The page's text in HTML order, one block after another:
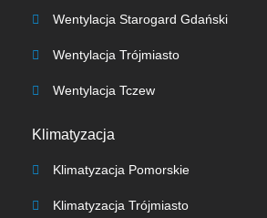
Wentylacja Starogard Gdański
Wentylacja Trójmiasto
Wentylacja Tczew
Klimatyzacja
Klimatyzacja Pomorskie
Klimatyzacja Trójmiasto